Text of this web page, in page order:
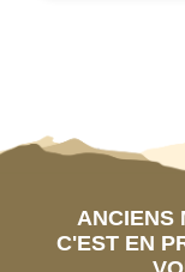
ANCIENS
C'EST EN